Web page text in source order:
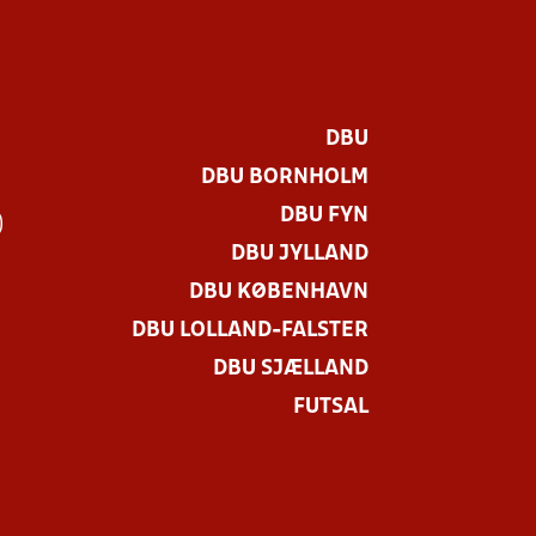
DBU
DBU BORNHOLM
DBU FYN
DBU JYLLAND
DBU KØBENHAVN
DBU LOLLAND-FALSTER
DBU SJÆLLAND
FUTSAL